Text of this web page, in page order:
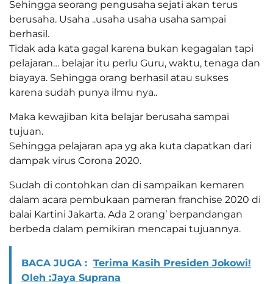
Sehingga seorang pengusaha sejati akan terus
berusaha. Usaha ..usaha usaha usaha sampai
berhasil.
Tidak ada kata gagal karena bukan kegagalan tapi
pelajaran… belajar itu perlu Guru, waktu, tenaga dan
biayaya. Sehingga orang berhasil atau sukses
karena sudah punya ilmu nya..
Maka kewajiban kita belajar berusaha sampai
tujuan.
Sehingga pelajaran apa yg aka kuta dapatkan dari
dampak virus Corona 2020.
Sudah di contohkan dan di sampaikan kemaren
dalam acara pembukaan pameran franchise 2020 di
balai Kartini Jakarta. Ada 2 orang’ berpandangan
berbeda dalam pemikiran mencapai tujuannya.
BACA JUGA : Terima Kasih Presiden Jokowi!
Oleh :Jaya Suprana